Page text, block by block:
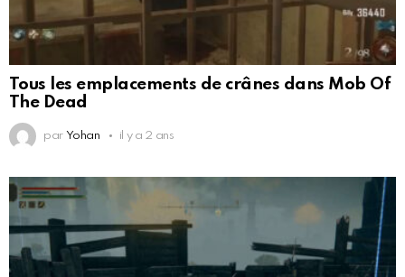
Tous les emplacements de crânes dans Mob Of
The Dead
par Yohan il y a 2 ans